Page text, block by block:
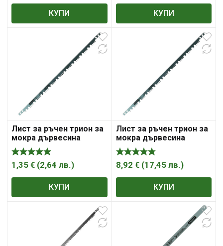
КУПИ КУПИ
Лист за ръчен трион за
мокра дървесина
300mm, HCS
въглеродна стомана
Stanley
1,35 € (2,64 лв.)
КУПИ
Лист за ръчен трион за
мокра дървесина
610mm, HCS
въглеродна стомана
Stanley
8,92 € (17,45 лв.)
КУПИ